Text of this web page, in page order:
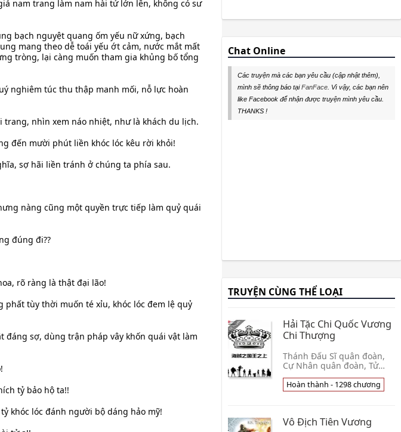
nam trang làm nam hài tử lớn lên, không có sư
bạch nguyệt quang ốm yếu nữ xứng, bạch
mang theo dễ toái yếu ớt cảm, nước mắt mất
tròng, lại càng muốn tham gia khủng bố tổng
nghiêm túc thu thập manh mối, nỗ lực hoàn
nhìn xem náo nhiệt, như là khách du lịch.
đến mười phút liền khóc lóc kêu rời khỏi!
sợ hãi liền tránh ở chúng ta phía sau.
nàng cũng một quyền trực tiếp làm quỷ quái
đúng đi??
rõ ràng là thật đại lão!
tùy thời muốn té xỉu, khóc lóc đem lệ quỷ
sợ, dùng trận pháp vây khốn quái vật làm
tỷ bảo hộ ta!!
khóc lóc đánh người bộ dáng hảo mỹ!
Chat Online
Các truyện mà các bạn yêu cầu (cập nhật thêm),
mình sẽ thông báo tạiFanFace . Vì vậy, các bạn nên
like Facebook để nhận được truyện mình yêu cầu.
THANKS !
TRUYỆN CÙNG THỂ LOẠI
Hải Tặc Chi Quốc Vương
Chi Thượng
Thánh Đấu Sĩ quân đoàn,
Cự Nhân quân đoàn, Tử
quân đoàn. . . Chính Phủ
Thế Giới, Hải Quân, Thất Vũ
Hoàn thành - 1298 chương
Vô Địch Tiên Vương